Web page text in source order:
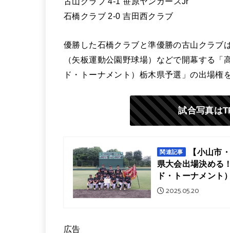
石橋クラブ 2-0 吉田西クラブ
優勝した石橋クラブと準優勝の古山クラブ
（矢板運動公園野球場）などで開幕する
ド・トーナメント）栃木県予選」の出場権
試合写真は
関連記事
【小山市
県大会出場決める
ド・トーナメント
2025.05.20
広告